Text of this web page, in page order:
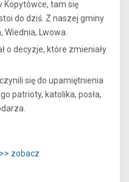
Kopytówce, tam się
do dziś. Z naszej gminy
Wiednia, Lwowa.
o decyzje, które zmieniały
się do upamiętnienia
patrioty, katolika, posła,
>> zobacz